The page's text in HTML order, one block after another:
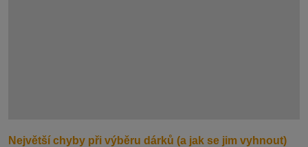
Největší chyby při výběru dárků (a jak se jim vyhnout)